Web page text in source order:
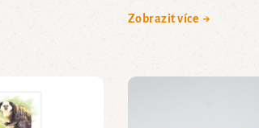
Zobrazit více →